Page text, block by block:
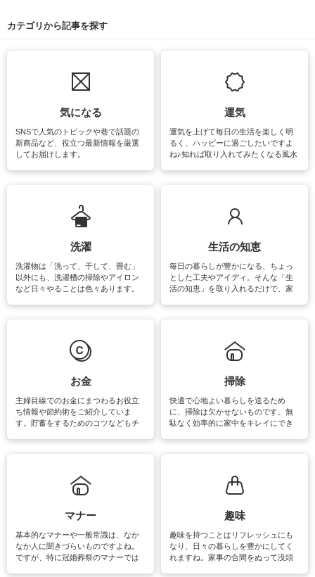
カテゴリから記事を探す
気になる
SNSで人気のトピックや巷で話題の
新商品など、役立つ最新情報を厳選
してお届けします。
運気
運気を上げて毎日の生活を楽しく明
るく、ハッピーに過ごしたいですよ
ね♪知れば取り入れてみたくなる風水
洗濯
洗濯物は「洗って、干して、畳む」
以外にも、洗濯槽の掃除やアイロン
など日々やることは色々あります。
マットなどの大きな洗濯物も、正し
い洗い方をすれば自宅で洗うことが
報やお悩み解消のための情報をご紹
生活の知恵
毎日の暮らしが豊かになる、ちょっ
とした工夫やアイディ。そんな「生
活の知恵」を取り入れるだけで、家
お金
主婦目線でのお金にまつわるお役立
ち情報や節約術をご紹介していま
す。貯蓄をするためのコツなどもチ
掃除
快適で心地よい暮らしを送るため
に、掃除は欠かせないものです。無
駄なく効率的に家中をキレイにでき
るお悩みを解消できるお役立ち情報
がたくさんあります。
マナー
基本的なマナーや一般常識は、なか
なか人に聞きづらいものですよね。
ですが、特に冠婚葬祭のマナーでは
趣味
趣味を持つことはリフレッシュにも
なり、日々の暮らしを豊かにしてく
れますね。家事の合間をぬって没頭